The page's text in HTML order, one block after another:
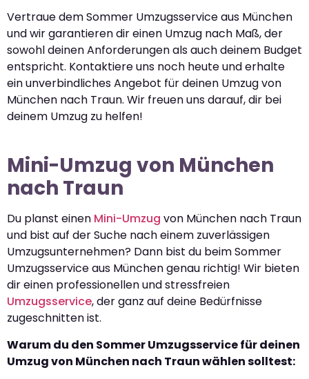
Vertraue dem Sommer Umzugsservice aus München
und wir garantieren dir einen Umzug nach Maß, der
sowohl deinen Anforderungen als auch deinem Budget
entspricht. Kontaktiere uns noch heute und erhalte
ein unverbindliches Angebot für deinen Umzug von
München nach Traun. Wir freuen uns darauf, dir bei
deinem Umzug zu helfen!
Mini-Umzug von München
nach Traun
Du planst einen Mini-Umzug von München nach Traun
und bist auf der Suche nach einem zuverlässigen
Umzugsunternehmen? Dann bist du beim Sommer
Umzugsservice aus München genau richtig! Wir bieten
dir einen professionellen und stressfreien
Umzugsservice, der ganz auf deine Bedürfnisse
zugeschnitten ist.
Warum du den Sommer Umzugsservice für deinen
Umzug von München nach Traun wählen solltest: